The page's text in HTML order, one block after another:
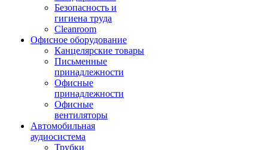
Безопасность и
гигиена труда
Cleanroom
Офисное оборудование
Канцелярские товары
Письменные
принадлежности
Офисные
принадлежности
Офисные
вентиляторы
Автомобильная
аудиосистема
Трубки